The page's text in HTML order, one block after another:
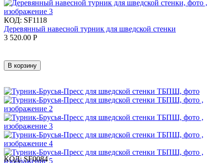
КОД: SF1118
Деревянный навесной турник для шведской стенки
3 520.00 Р
В корзину
КОД: SF0084